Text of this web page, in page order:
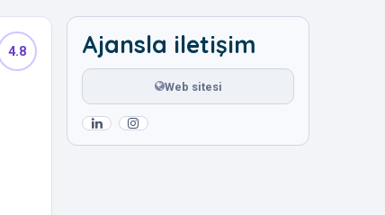
4.8 Ajansla iletişim
Web sitesi